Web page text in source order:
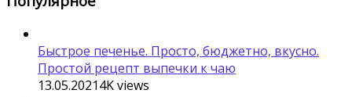
Быстрое печенье. Просто, бюджетно, вкусно.
Простой рецепт выпечки к чаю
13.05.20214Kviews